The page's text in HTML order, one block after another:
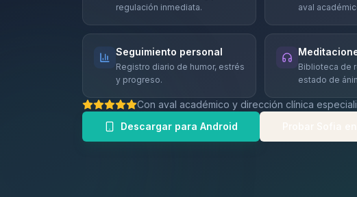
regulación inmediata.
aval
Seguimiento personal
Registro diario de humor, estrés
y progreso.
Biblioteca de
estado de
Con aval académico y dirección clínica
Descargar para Android